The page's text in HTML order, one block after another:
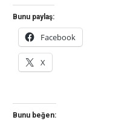
Bunu paylaş:
Facebook
X
Bunu beğen: